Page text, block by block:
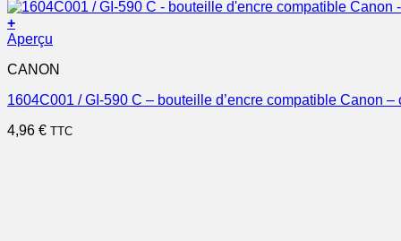
+
Aperçu
CANON
1604C001 / GI-590 C – bouteille d’encre compatible Canon –
4,96 € TTC